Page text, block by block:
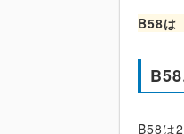
B58は
B58は